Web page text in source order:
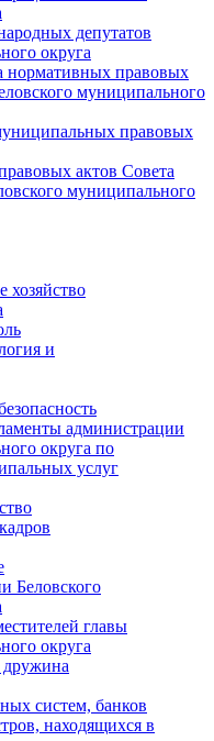
депутатов
округа
нормативных правовых
муниципального
правовых
актов Совета
муниципального
и
администрации
округа по
услуг
Беловского
главы
округа
дружина
систем, банков
находящихся в